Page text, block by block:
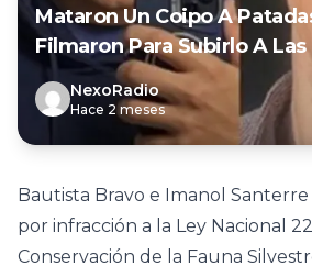
Mataron Un Coipo A
Filmaron Para Subirlo A Las
NexoRadio
Hace 2 meses
Bautista Bravo e Imanol
por infracción a la Ley Nacional
Conservación de la Fauna